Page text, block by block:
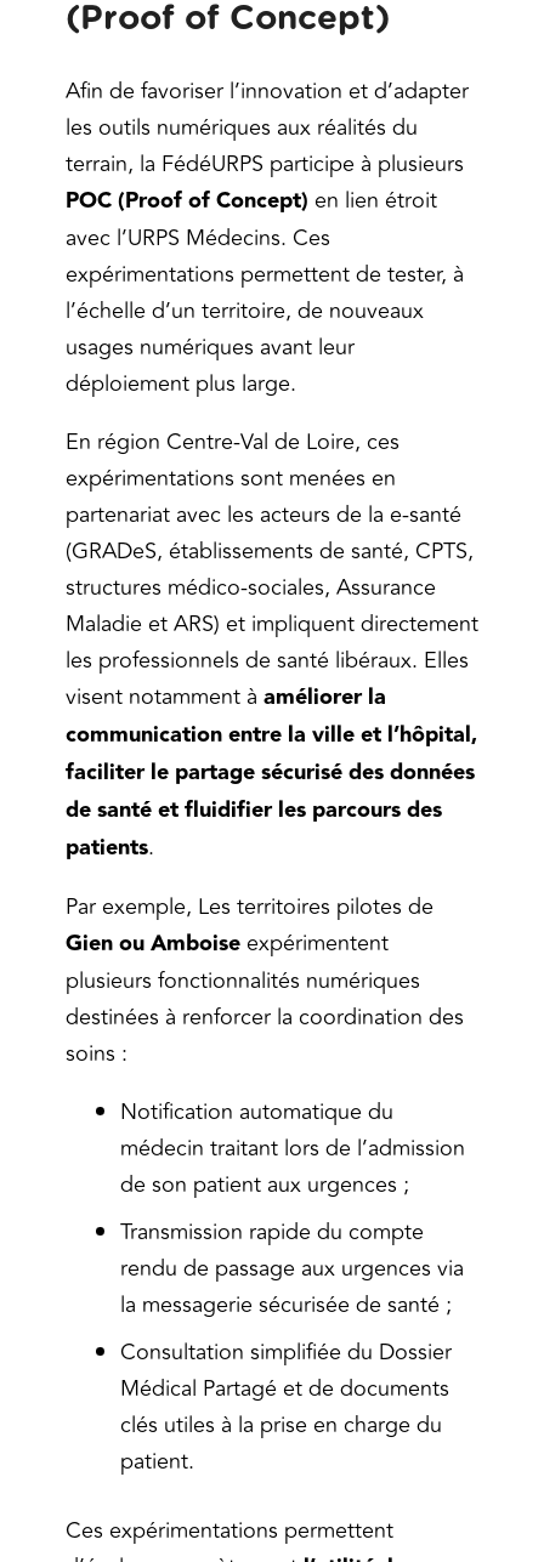
(Proof of Concept)
Afin de favoriser l’innovation et d’adapter
les outils numériques aux réalités du
terrain, la FédéURPS participe à plusieurs
POC (Proof of Concept) en lien étroit
avec l’URPS Médecins. Ces
expérimentations permettent de tester, à
l’échelle d’un territoire, de nouveaux
usages numériques avant leur
déploiement plus large.
En région Centre-Val de Loire, ces
expérimentations sont menées en
partenariat avec les acteurs de la e-santé
(GRADeS, établissements de santé, CPTS,
structures médico-sociales, Assurance
Maladie et ARS) et impliquent directement
les professionnels de santé libéraux. Elles
visent notamment à améliorer la
communication entre la ville et l’hôpital,
faciliter le partage sécurisé des données
de santé et fluidifier les parcours des
patients.
Par exemple, Les territoires pilotes de
Gien ou Amboise expérimentent
plusieurs fonctionnalités numériques
destinées à renforcer la coordination des
soins :
Notification automatique du
médecin traitant lors de l’admission
de son patient aux urgences ;
Transmission rapide du compte
rendu de passage aux urgences via
la messagerie sécurisée de santé ;
Consultation simplifiée du Dossier
Médical Partagé et de documents
clés utiles à la prise en charge du
patient.
Ces expérimentations permettent